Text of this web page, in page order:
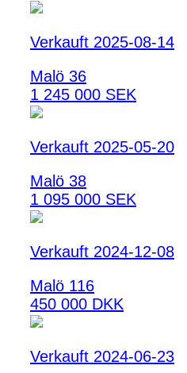
Verkauft 2025-08-14
Malö 36
1 245 000 SEK
Verkauft 2025-05-20
Malö 38
1 095 000 SEK
Verkauft 2024-12-08
Malö 116
450 000 DKK
Verkauft 2024-06-23